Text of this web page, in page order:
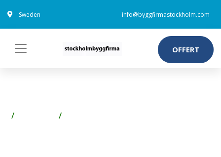
Sweden info@byggfirmastockholm.com
OFFERT